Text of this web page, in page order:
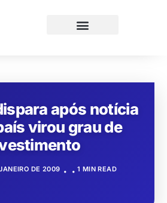
após notícia
virou grau de
DE 2009 1 MIN READ